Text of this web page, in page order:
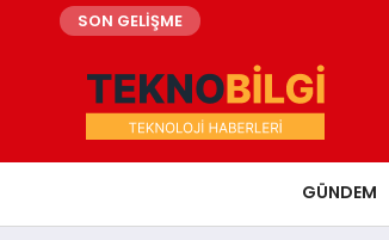
SON GELİŞME
GÜNDEM